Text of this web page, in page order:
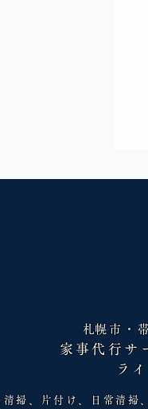
札幌市・
家事代行サ
ラ
清掃、片付け、日常清掃